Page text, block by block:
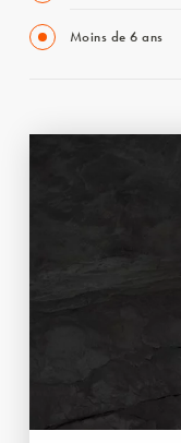
Moins de 6 ans